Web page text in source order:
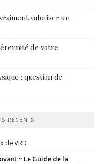
valoriser un
de votre
: question de
RÉCENTS
de VRD
~ Le Guide de la